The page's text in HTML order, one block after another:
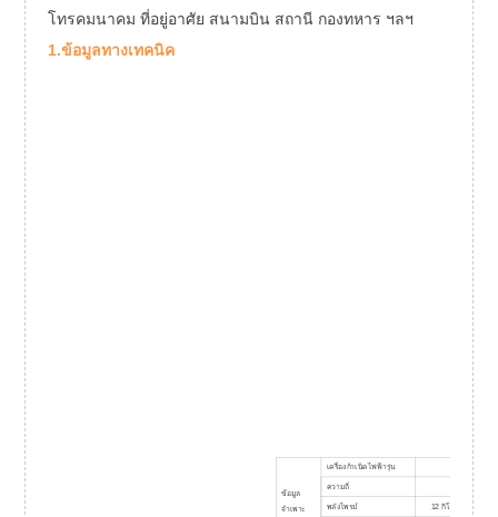
โทรคมนาคม ที่อยู่อาศัย สนามบิน สถานี กองทหาร ฯลฯ
1.ข้อมูลทางเทคนิค
ข้อมูล
จำเพาะ
เครื่องกำเนิดไฟฟ้ารุ่น
ความถี่ 50เฮิรต
พลังไพรม์ 12 กิโลวัตต์